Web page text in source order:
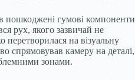
пошкоджені гумові компоненти
рух, якого зазвичай не
на візуальну
спрямовував камеру на деталі,
зонами.